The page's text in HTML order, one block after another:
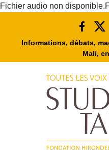
Fichier audio non
Informations, débats,
Mali,